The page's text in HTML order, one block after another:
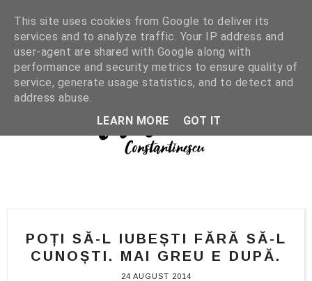
POȚI SĂ-L IUBEȘTI FĂRĂ SĂ-L
CUNOȘTI. MAI GREU E DUPĂ.
24 AUGUST 2014
This site uses cookies from Google to deliver its
services and to analyze traffic. Your IP address and
user-agent are shared with Google along with
performance and security metrics to ensure quality of
service, generate usage statistics, and to detect and
address abuse.
LEARN MORE
GOT IT